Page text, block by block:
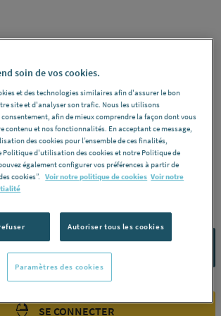
Panneau mural
-DésignationHabillage mural comprenant :
liaison, panneaux recoupables, Ep. 3 mm.
?
SE CONNECTER
soin de vos cookies.
et des technologies similaires afin d'assurer le bon
site et d'analyser son trafic. Nous les utilisons
afin de mieux comprendre la façon dont vous
contenu et nos fonctionnalités. En acceptant ce message,
des cookies pour l’ensemble de ces finalités,
Politique d'utilisation des cookies et notre Politique de
également configurer vos préférences à partir de
cookies”. Voir notre politique de cookies Voir notre
Autoriser tous les cookies
Paramètres des cookies